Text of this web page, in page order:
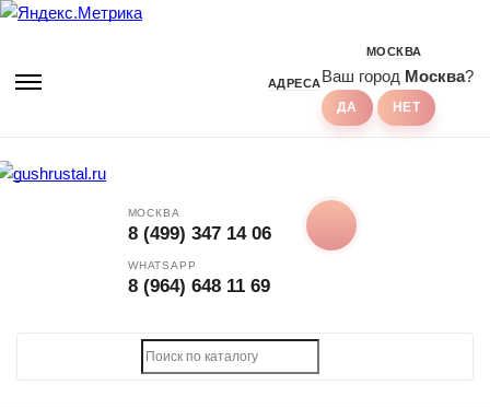
АДРЕСА
МОСКВА
Ваш город Москва?
МОСКВА
8 (499) 347 14 06
WHATSAPP
8 (964) 648 11 69